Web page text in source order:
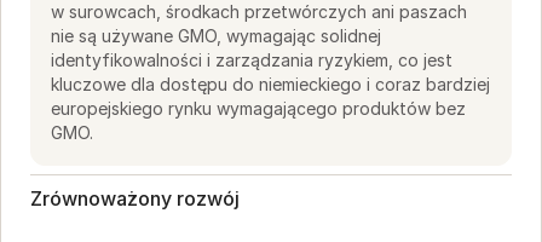
w surowcach, środkach przetwórczych ani paszach
nie są używane GMO, wymagając solidnej
identyfikowalności i zarządzania ryzykiem, co jest
kluczowe dla dostępu do niemieckiego i coraz bardziej
europejskiego rynku wymagającego produktów bez
GMO.
Zrównoważony rozwój